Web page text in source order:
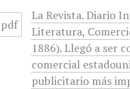
La Revista. Diario
Literatura,
1886). Llegó a ser
comercial
publicitario más